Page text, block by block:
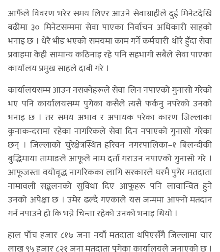
आफैँले विवरण भरेर समय लिएर आउने सेवाग्राहीले दुई मिनेटदेखि
बढीमा ३० मिनेटसम्ममा सेवा पाएका निर्वाचन अधिकारी साहको
भनाइ छ । धेरै भीड भएको समयमा काम गर्ने कर्मचारी थोरै हुँदा सेवा
प्रवाहमा केही सामान्य कठिनाइ रहे पनि सहभागी सबैले सेवा पाएका
कार्यालय प्रमुख साहले दाबी गरे ।
कार्यालयसम्म आउन नसक्नेहरूले सेवा लिन नपाएको गुनासो गरेको
भए पनि कार्यालयसम्म पुगेका कसैले त्यसै फर्कनु नपरेको उनको
भनाइ छ । तर समय अभाव र अपायक परेका कारण जिल्लाका
कुनाकन्दरामा रहेका नागरिकले सेवा दिन नपाएको गुनासो गरेका
छन् । जिल्लाको चुरेक्षेत्रस्थित हरिवन नगरपालिका–१ बिलन्दीकी
बुद्धिमाया तामाङले आफूले नाम दर्ता गराउन नपाएको गुनासो गरे ।
आफूजस्ता वयोवृद्ध नागरिकका लागि सरकारले घरमै पुगेर मतदाता
नामावली सङ्कलनको सुविधा दिए आफूहरू पनि लावान्वित हुने
उनको अपेक्षा छ । उमेर ढल्दै गएकाले यस जन्ममा आफ्नो मतदान
गर्न नपाउने हो कि भन्ने चिन्ता रहेको उनको भनाइ थियो ।
हाल पाँच हजार ८१७ जना नयाँ मतदाता थपिएसँगै जिल्लामा चार
लाख ९५ हजार ८२१ जना मतदाता पुगेका कार्यालयले जनाएको छ ।